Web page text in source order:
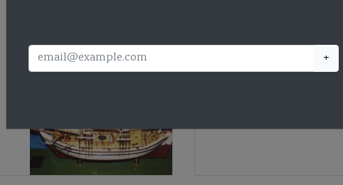
înzestrării
Navale Române
+